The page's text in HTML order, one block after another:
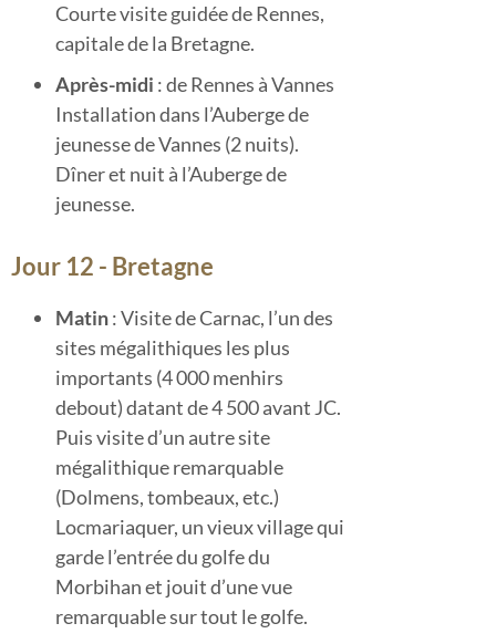
Courte visite guidée de Rennes,
capitale de la Bretagne.
Après-midi : de Rennes à Vannes
Installation dans l’Auberge de
jeunesse de Vannes (2 nuits).
Dîner et nuit à l’Auberge de
jeunesse.
Jour 12 - Bretagne
Matin: Visite de Carnac, l’un des
sites mégalithiques les plus
importants (4 000 menhirs
debout) datant de 4 500 avant JC.
Puis visite d’un autre site
mégalithique remarquable
(Dolmens, tombeaux, etc.)
Locmariaquer, un vieux village qui
garde l’entrée du golfe du
Morbihan et jouit d’une vue
remarquable sur tout le golfe.